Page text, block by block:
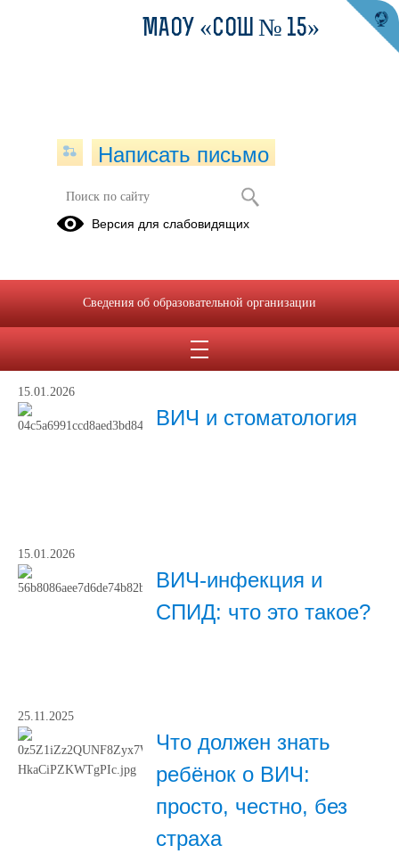
ВИЧ-инфекция
15.01.2026
15.01.2026
ВИЧ и стоматология
15.01.2026
ВИЧ-инфекция и
СПИД: что это такое?
25.11.2025
Что должен знать
ребёнок о ВИЧ:
просто, честно, без
страха
МАОУ «СОШ № 15»
Написать письмо
Версия для слабовидящих
Сведения об образовательной организации